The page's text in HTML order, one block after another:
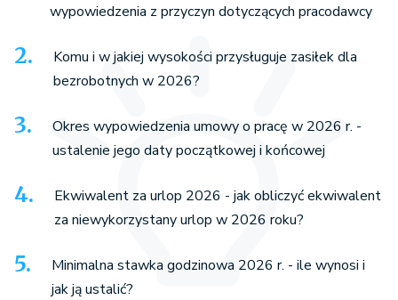
wypowiedzenia z przyczyn dotyczących pracodawcy
Komu i w jakiej wysokości przysługuje zasiłek dla
bezrobotnych w 2026?
Okres wypowiedzenia umowy o pracę w 2026 r. -
ustalenie jego daty początkowej i końcowej
Ekwiwalent za urlop 2026 - jak obliczyć ekwiwalent
za niewykorzystany urlop w 2026 roku?
Minimalna stawka godzinowa 2026 r. - ile wynosi i
jak ją ustalić?